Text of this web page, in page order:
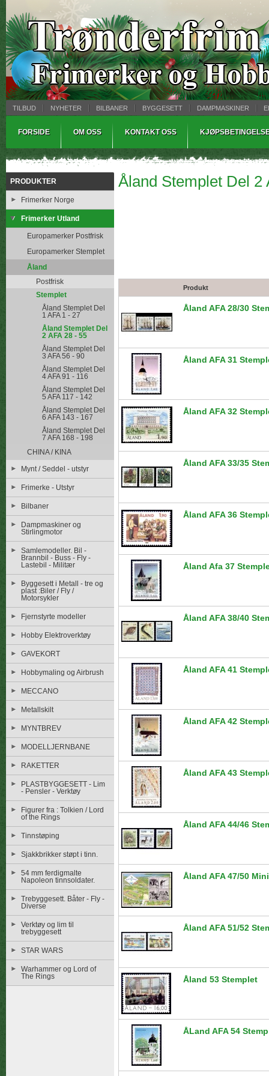
TILBUD NYHETER BILBANER BYGGESETT DAMPMASKINER
FORSIDE OM OSS KONTAKT OSS
PRODUKTER
Frimerker Norge
Frimerker Utland
Europamerker Postfrisk
Europamerker Stemplet
Åland
Postfrisk
Stemplet
Åland Stemplet Del
1 AFA 1 - 27
Åland Stemplet Del
2 AFA 28 - 55
Åland Stemplet Del
3 AFA 56 - 90
Åland Stemplet Del
4 AFA 91 - 116
Åland Stemplet Del
5 AFA 117 - 142
Åland Stemplet Del
6 AFA 143 - 167
Åland Stemplet Del
7 AFA 168 - 198
CHINA / KINA
Mynt / Seddel - utstyr
Frimerke - Utstyr
Bilbaner
Dampmaskiner og
Stirlingmotor
Samlemodeller. Bil -
Brannbil - Buss - Fly -
Lastebil - Militær
Byggesett i Metall - tre og
plast :Biler / Fly /
Motorsykler
Fjernstyrte modeller
Hobby Elektroverktøy
GAVEKORT
Hobbymaling og Airbrush
MECCANO
Metallskilt
MYNTBREV
MODELLJERNBANE
RAKETTER
PLASTBYGGESETT - Lim
- Pensler - Verktøy
Figurer fra : Tolkien / Lord
of the Rings
Tinnstøping
Sjakkbrikker støpt i tinn.
54 mm ferdigmalte
Napoleon tinnsoldater.
Trebyggesett. Båter - Fly -
Diverse
Verktøy og lim til
trebyggesett
STAR WARS
Warhammer og Lord of
The Rings
Åland Stemplet Del 2
Produkt
Åland AFA 28/30
Åland AFA 31
Åland AFA 32
Åland AFA 33/35
Åland AFA 36
Åland Afa 37
Åland AFA 38/40
Åland AFA 41
Åland AFA 42
Åland AFA 43
Åland AFA 44/46
Åland AFA 47/50
Åland AFA 51/52
Åland 53 Stemplet
ÅLand AFA 54